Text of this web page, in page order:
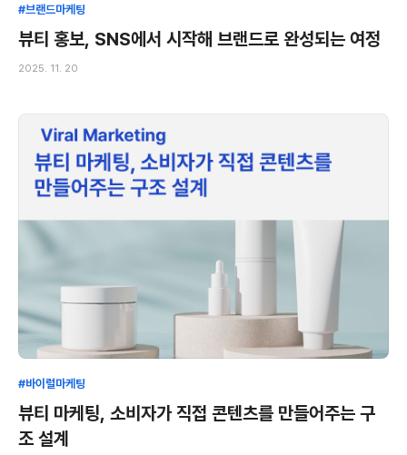
#브랜드마케팅
뷰티 홍보, SNS에서 시작해 브랜드로 완성되는 여정
2025. 11. 20
#바이럴마케팅
뷰티 마케팅, 소비자가 직접 콘텐츠를 만들어주는 구
조 설계